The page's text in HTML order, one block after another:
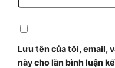
Lưu tên của tôi, email,
này cho lần bình luận